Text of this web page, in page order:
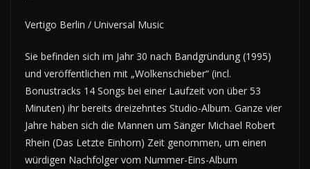
Vertigo Berlin / Universal Music
Sie befinden sich im Jahr 30 nach Bandgründung (1995)
und veröffentlichen mit „Wolkenschieber“ (incl.
Bonustracks 14 Songs bei einer Laufzeit von über 53
Minuten) ihr bereits dreizehntes Studio-Album. Ganze vier
Jahre haben sich die Mannen um Sänger Michael Robert
Rhein (Das Letzte Einhorn) Zeit genommen, um einen
würdigen Nachfolger vom Nummer-Eins-Album